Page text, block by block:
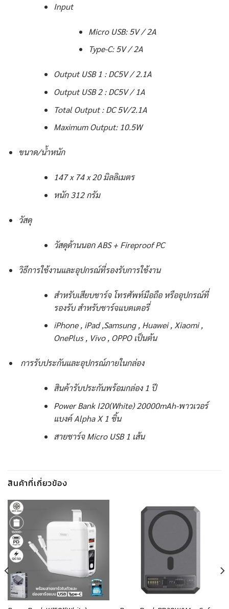
Input
Micro USB: 5V / 2A
Type-C: 5V / 2A
Output USB 1 : DC5V / 2.1A
Output USB 2 : DC5V / 1A
Total Output : DC 5V/2.1A
Maximum Output: 10.5W
ขนาด/น้ำหนัก
147 x 74 x 20 มิลลิเมตร
หนัก 312 กรัม
วัสดุ
วัสดุด้านนอก ABS + Fireproof PC
วิธีการใช้งานและอุปกรณ์ที่รองรับการใช้งาน
สำหรับเสียบชาร์จ โทรศัพท์มือถือ หรืออุปกรณ์ที่
รองรับ สำหรับชาร์จแบตเตอรี่
iPhone , iPad ,Samsung , Huawei , Xiaomi ,
OnePlus , Vivo , OPPO เป็นต้น
การรับประกันและอุปกรณ์ภายในกล่อง
สินค้ารับประกันพร้อมกล่อง 1 ปี
Power Bank I20(White) 20000mAh-พาวเวอร์
แบงค์ Alpha X 1 ชิ้น
สายชาร์จ Micro USB 1 เส้น
สินค้าที่เกี่ยวข้อง